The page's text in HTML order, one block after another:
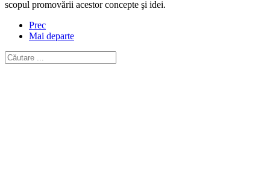
scopul promovării acestor concepte şi idei.
Prec
Mai departe